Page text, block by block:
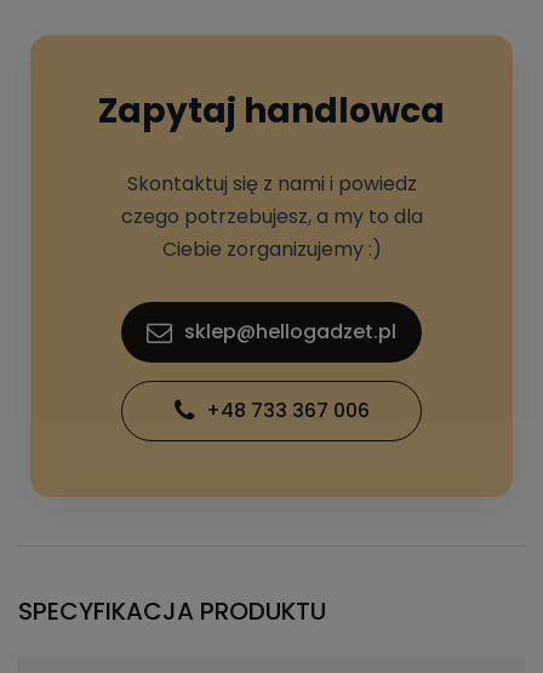
Zapytaj handlowca
Skontaktuj się z nami i powiedz
czego potrzebujesz, a my to dla
Ciebie zorganizujemy :)
sklep@hellogadzet.pl
+48 733 367 006
SPECYFIKACJA PRODUKTU